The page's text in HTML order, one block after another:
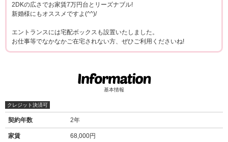
2DKの広さでお家賃7万円台とリーズナブル!
新婚様にもオススメですよ(^^)/
エントランスには宅配ボックスも設置いたしました。
お仕事等でなかなかご在宅されない方、ぜひご利用くださいね!
基本情報
クレジット決済可
契約年数 2年
家賃 68,000円